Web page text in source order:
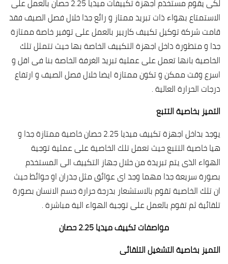
لكى يقوم مستخدم اجهزة تكييفات ميديا 2.25 حصان بالعمل على
الاستمتاع بهواء ذات تبريد ممتاز و رائع جدا خلال فصل الصيف فقد
قامت شركة توكيل تكييف كاريير بالعمل على توفير خاصة ممتازة
جدا و متطورة داخل اجهزة التكييف الخاصة بها حيث تتمثل تلك
الخاصية بانها تعمل على عملية تبريد الغرفة الخاصة بنا فى اقل و
اسرع وقت ممكن و تكون ممتازة ايضا خلال فصل الصيف و ارتفاع
درجات الحرارة العالية .
التميز بخاصية التتبع
يوجد بداخل اجهزة تكييف ميديا 2.25 حصان خاصية ممتازة جدا و
هيا خاصية التتبع حيث تعمل تلك الخاصية على عملية توجية
الهواء الذى يتم تبريدة من خلال جهاز التكييف الى المستخدم
بصورة سريعة جدا مهما وجد اى عوائق مثل جدران او حوائط حيث
ان تلك الخاصية تقوم بالاستشعار بدرجة حرارة جسم الانسان بصورة
تلقائية ثم تقوم بالعمل على توجية الهواء الية مباشرة .
مواصفات تكييف ميديا 2.25 حصان
التميز بخاصية التشغيل التلقائى